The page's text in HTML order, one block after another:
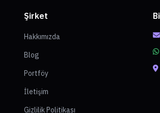
Şirket
Hakkımızda
Blog
Portföy
İletişim
Gizlilik Politikası